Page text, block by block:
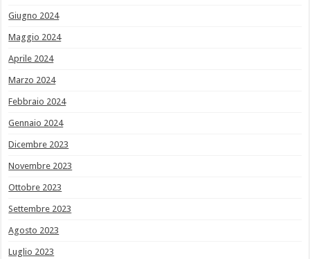
Giugno 2024
Maggio 2024
Aprile 2024
Marzo 2024
Febbraio 2024
Gennaio 2024
Dicembre 2023
Novembre 2023
Ottobre 2023
Settembre 2023
Agosto 2023
Luglio 2023